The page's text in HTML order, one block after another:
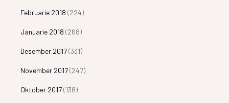
Februarie 2018 (224)
Januarie 2018 (268)
Desember 2017(331)
November 2017(247)
Oktober 2017(138)